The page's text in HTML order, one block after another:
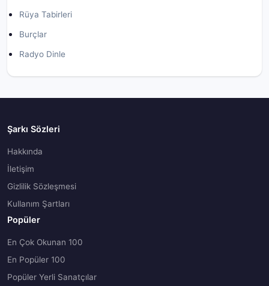
Rüya Tabirleri
Burçlar
Radyo Dinle
Şarkı Sözleri
Hakkında
İletişim
Gizlilik Sözleşmesi
Kullanım Şartları
Popüler
En Çok Okunan 100
En Popüler 100
Popüler Yerli Sanatçılar